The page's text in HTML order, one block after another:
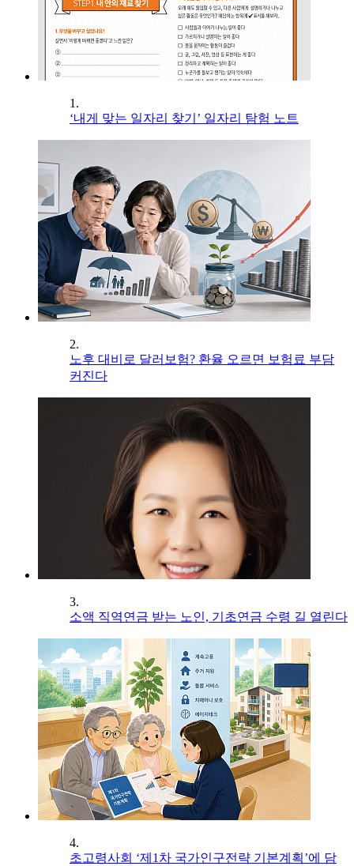
1.
‘내게 맞는 일자리 찾기’ 일자리 탐험 노트
2.
노후 대비로 달러보험? 환율 오르면 보험료 부담
커진다
3.
소액 직역연금 받는 노인, 기초연금 수령 길 열린다
4.
초고령사회 ‘제1차 국가인구전략 기본계획’에 담